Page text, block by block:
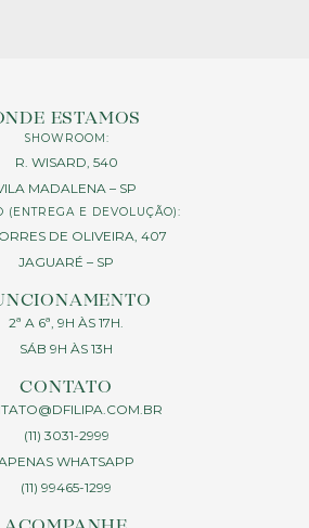
ESTAMOS
SHOWROOM:
R. WISARD, 540
MADALENA – SP
(ENTREGA E DEVOLUÇÃO):
DE OLIVEIRA, 407
JAGUARÉ – SP
2ª A 6ª, 9H ÀS 17H.
SÁB 9H ÀS 13H
CONTATO
(11) 3031-2999
WHATSAPP
(11) 99465-1299